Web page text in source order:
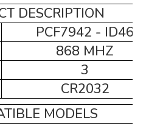
DESCRIPTION
PCF7942 - ID46
868 MHZ
3
CR2032
MODELS